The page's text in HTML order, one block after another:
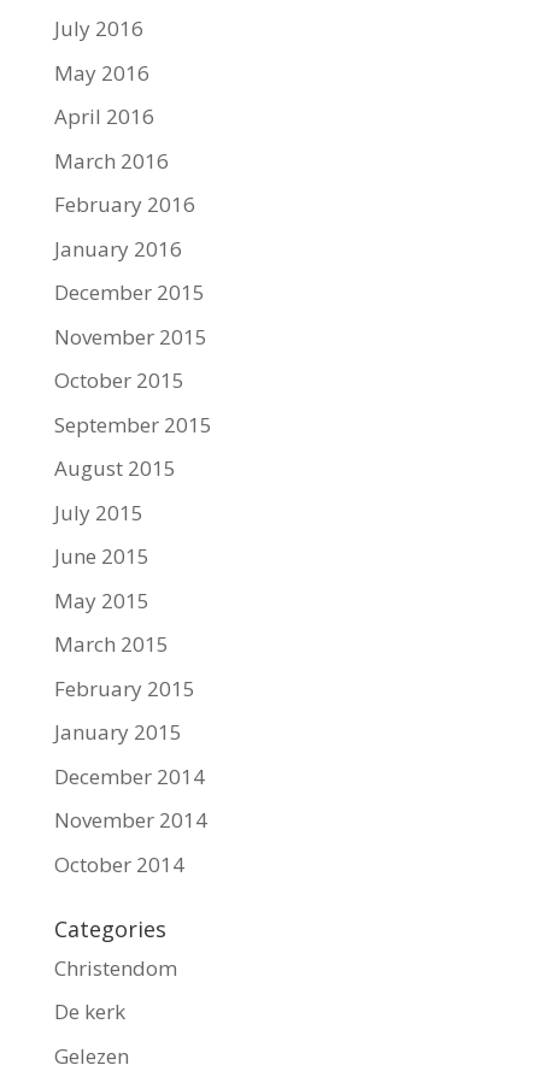
July 2016
May 2016
April 2016
March 2016
February 2016
January 2016
December 2015
November 2015
October 2015
September 2015
August 2015
July 2015
June 2015
May 2015
March 2015
February 2015
January 2015
December 2014
November 2014
October 2014
Categories
Christendom
De kerk
Gelezen